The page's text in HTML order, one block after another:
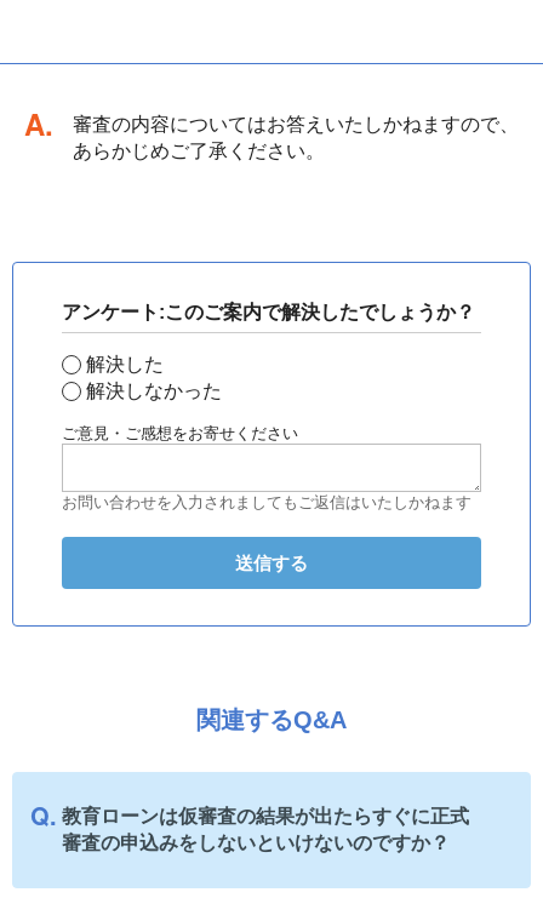
回答
審査の内容についてはお答えいたしかねますので、
あらかじめご了承ください。
アンケート:このご案内で解決したでしょうか？
解決した
解決しなかった
ご意見・ご感想をお寄せください
お問い合わせを入力されましてもご返信はいたしかねます
関連するQ&A
教育ローンは仮審査の結果が出たらすぐに正式
審査の申込みをしないといけないのですか？